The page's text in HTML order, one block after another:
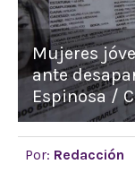
Mujeres
ante
Espinosa /
Por: Redacción